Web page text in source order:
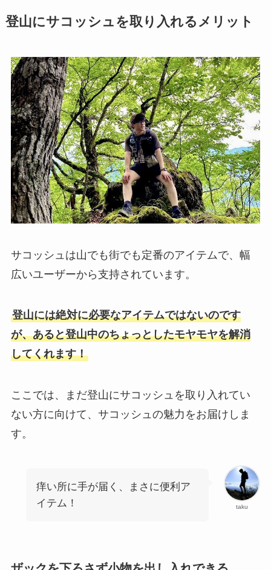
登山にサコッシュを取り入れるメリット
サコッシュは山でも街でも定番のアイテムで、幅
広いユーザーから支持されています。
登山には絶対に必要なアイテムではないのです
が、あると登山中のちょっとしたモヤモヤを解消
してくれます！
ここでは、まだ登山にサコッシュを取り入れてい
ない方に向けて、サコッシュの魅力をお届けしま
す。
taku
痒い所に手が届く、まさに便利ア
イテム！